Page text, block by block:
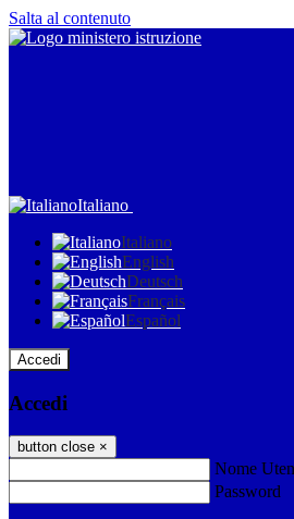
Salta al contenuto
Italiano
Italiano
English
Deutsch
Français
Español
Accedi
Accedi
button close ×
Nome
Password